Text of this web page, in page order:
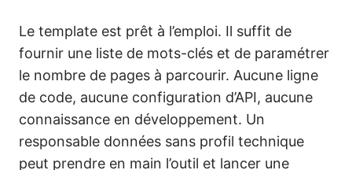
Le template est prêt à l’emploi. Il suffit de
fournir une liste de mots-clés et de paramétrer
le nombre de pages à parcourir. Aucune ligne
de code, aucune configuration d’API, aucune
connaissance en développement. Un
responsable données sans profil technique
peut prendre en main l’outil et lancer une